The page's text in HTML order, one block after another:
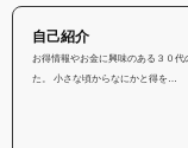
自己紹介
お得情報やお金に興味のある３０
た。 小さな頃からなにかと得を…